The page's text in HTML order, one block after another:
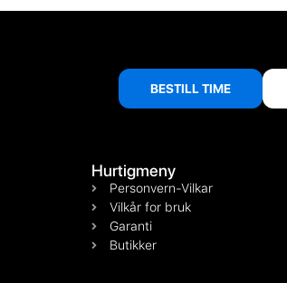
BESTILL TIME
Hurtigmeny
Personvern-Vilkar
Vilkår for bruk
Garanti
Butikker